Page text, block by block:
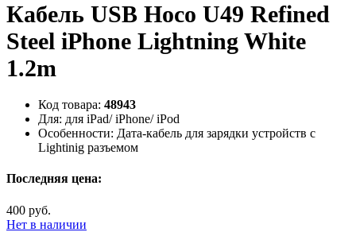
Кабель USB Hoco U49 Refined
Steel iPhone Lightning White
1.2m
Код товара: 48943
Для: для iPad/ iPhone/ iPod
Особенности: Дата-кабель для зарядки устройств с
Lightinig разъемом
Последняя цена:
400 руб.
Нет в наличии